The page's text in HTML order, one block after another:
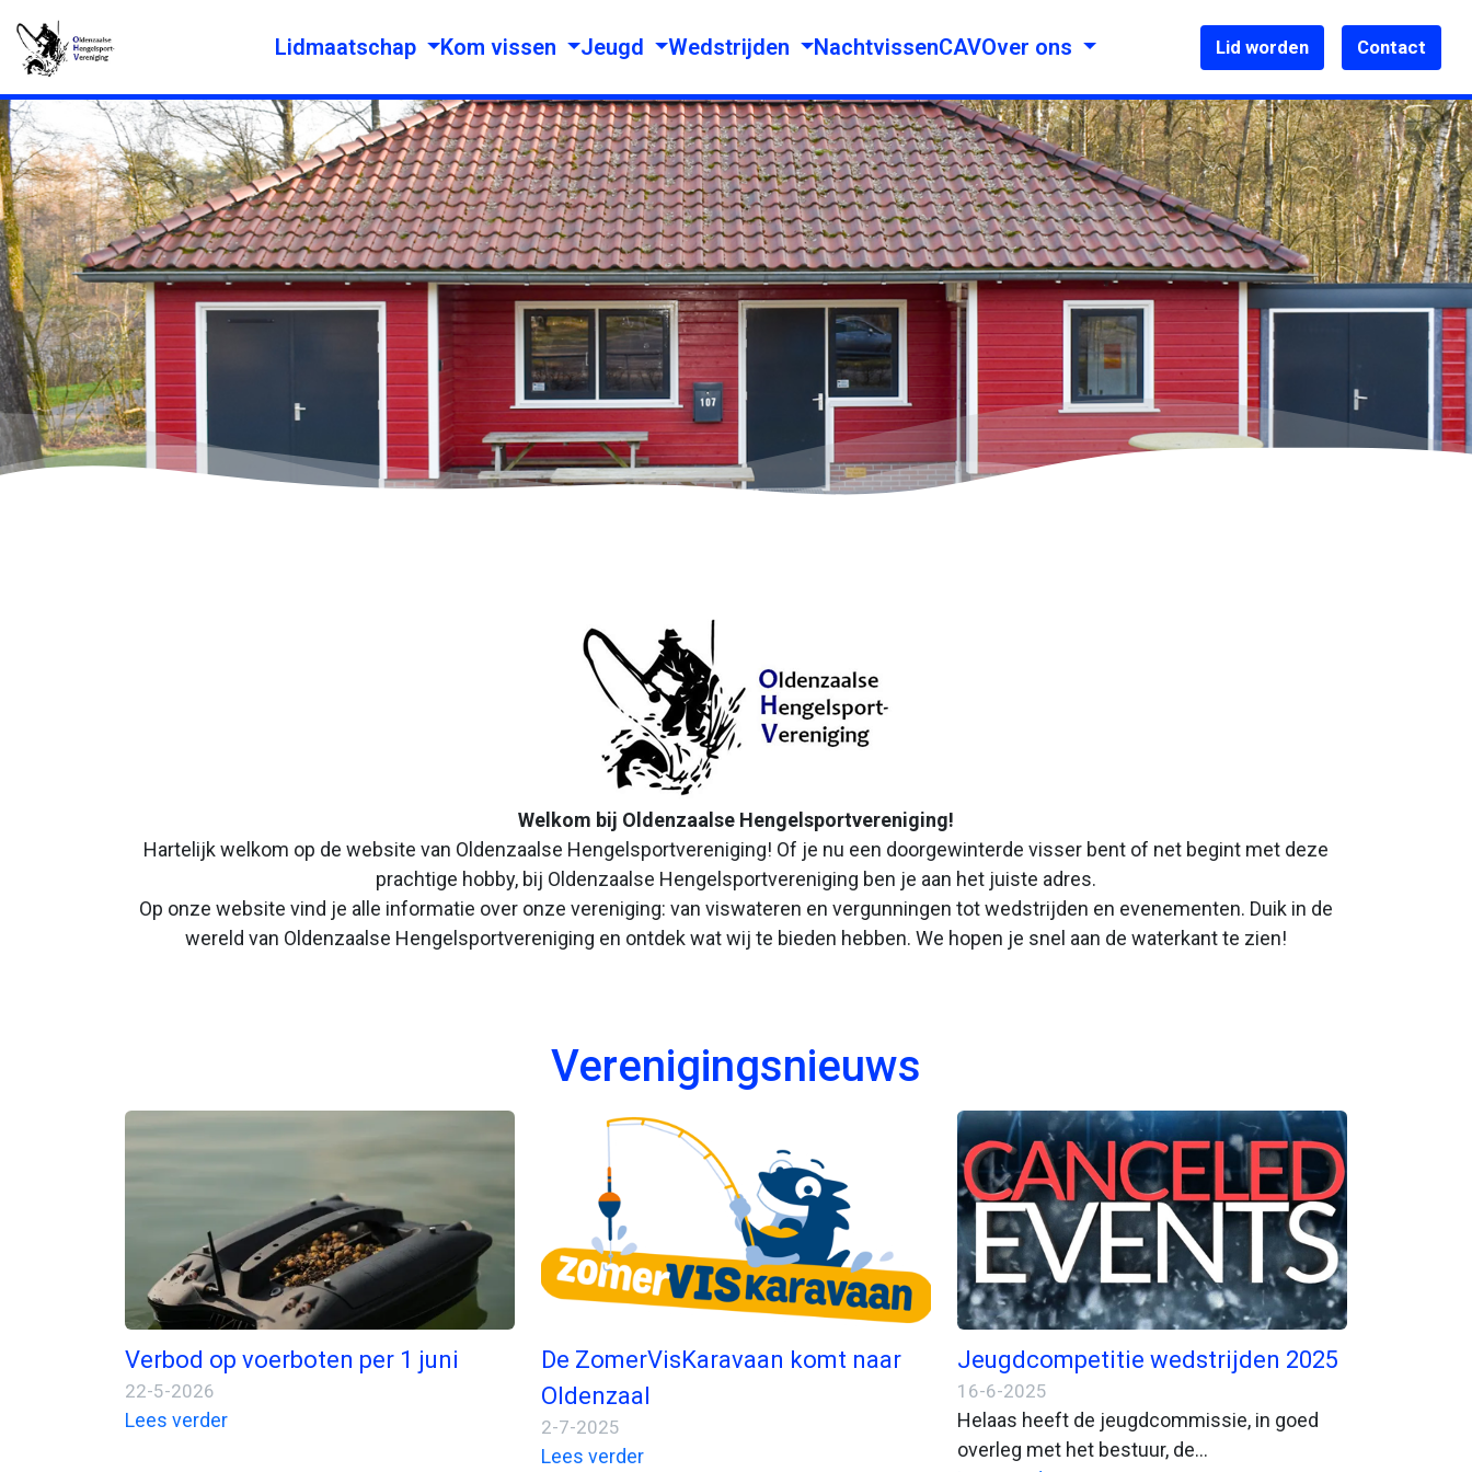
Lidmaatschap Kom vissen Jeugd Wedstrijden NachtvissenCAVOver ons Lid worden Contact
Welkom bij Oldenzaalse Hengelsportvereniging!
Hartelijk welkom op de website van Oldenzaalse Hengelsportvereniging! Of je nu een doorgewinterde visser bent of net begint met deze
prachtige hobby, bij Oldenzaalse Hengelsportvereniging ben je aan het juiste adres.
Op onze website vind je alle informatie over onze vereniging: van viswateren en vergunningen tot wedstrijden en evenementen. Duik in de
wereld van Oldenzaalse Hengelsportvereniging en ontdek wat wij te bieden hebben. We hopen je snel aan de waterkant te zien!
Verenigingsnieuws
Verbod op voerboten per 1 juni
22-5-2026
Lees verder
De ZomerVisKaravaan komt naar
Oldenzaal
2-7-2025
Lees verder
Jeugdcompetitie wedstrijden 2025
16-6-2025
Helaas heeft de jeugdcommissie, in goed
overleg met het bestuur, de